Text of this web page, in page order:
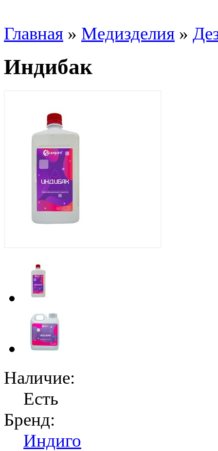
Главная » Медизделия »
Индибак
Наличие:
Есть
Бренд:
Индиго